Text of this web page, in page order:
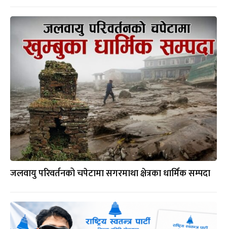
जलवायु परिवर्तनको चपेटामा सगरमाथा क्षेत्रका धार्मिक सम्पदा